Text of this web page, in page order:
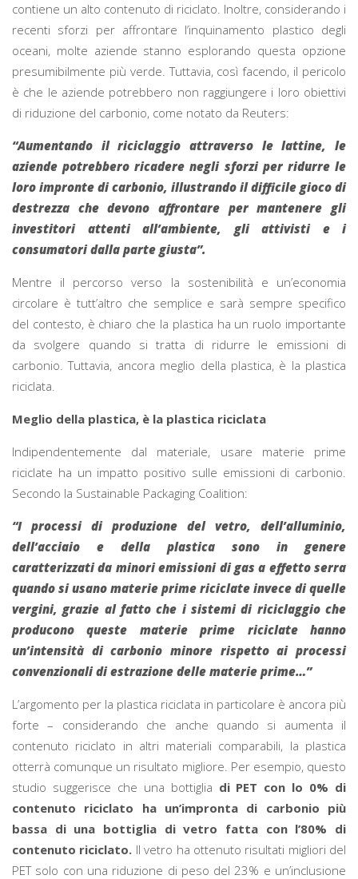
contiene un alto contenuto di riciclato. Inoltre, considerando i
recenti sforzi per affrontare l’inquinamento plastico degli
oceani, molte aziende stanno esplorando questa opzione
presumibilmente più verde. Tuttavia, così facendo, il pericolo
è che le aziende potrebbero non raggiungere i loro obiettivi
di riduzione del carbonio, come notato da Reuters:
“Aumentando il riciclaggio attraverso le lattine, le
aziende potrebbero ricadere negli sforzi per ridurre le
loro impronte di carbonio, illustrando il difficile gioco di
destrezza che devono affrontare per mantenere gli
investitori attenti all’ambiente, gli attivisti e i
consumatori dalla parte giusta”.
Mentre il percorso verso la sostenibilità e un’economia
circolare è tutt’altro che semplice e sarà sempre specifico
del contesto, è chiaro che la plastica ha un ruolo importante
da svolgere quando si tratta di ridurre le emissioni di
carbonio. Tuttavia, ancora meglio della plastica, è la plastica
riciclata.
Meglio della plastica, è la plastica riciclata
Indipendentemente dal materiale, usare materie prime
riciclate ha un impatto positivo sulle emissioni di carbonio.
Secondo la Sustainable Packaging Coalition:
“I processi di produzione del vetro, dell’alluminio,
dell’acciaio e della plastica sono in genere
caratterizzati da minori emissioni di gas a effetto serra
quando si usano materie prime riciclate invece di quelle
vergini, grazie al fatto che i sistemi di riciclaggio che
producono queste materie prime riciclate hanno
un’intensità di carbonio minore rispetto ai processi
convenzionali di estrazione delle materie prime…”
L’argomento per la plastica riciclata in particolare è ancora più
forte – considerando che anche quando si aumenta il
contenuto riciclato in altri materiali comparabili, la plastica
otterrà comunque un risultato migliore. Per esempio, questo
studio suggerisce che una bottiglia di PET con lo 0% di
contenuto riciclato ha un’impronta di carbonio più
bassa di una bottiglia di vetro fatta con l’80% di
contenuto riciclato. Il vetro ha ottenuto risultati migliori del
PET solo con una riduzione di peso del 23% e un’inclusione